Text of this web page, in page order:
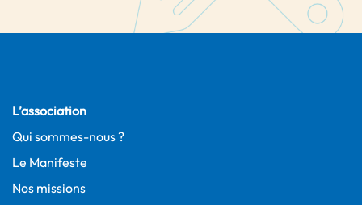
L’association
Qui sommes-nous ?
Le Manifeste
Nos missions